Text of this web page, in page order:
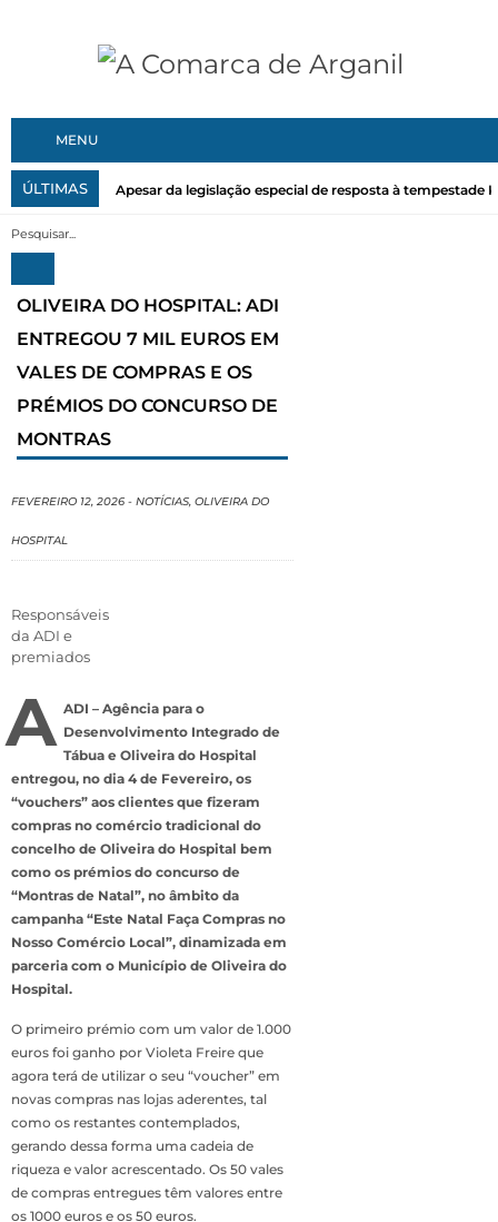
MENU
ÚLTIMAS Apesar da legislação especial de resposta à tempestade
OLIVEIRA DO HOSPITAL: ADI
ENTREGOU 7 MIL EUROS EM
VALES DE COMPRAS E OS
PRÉMIOS DO CONCURSO DE
MONTRAS
FEVEREIRO 12, 2026 - NOTÍCIAS, OLIVEIRA DO
HOSPITAL
Responsáveis
da ADI e
premiados
A ADI – Agência para o
Desenvolvimento Integrado de
Tábua e Oliveira do Hospital
entregou, no dia 4 de Fevereiro, os
“vouchers” aos clientes que fizeram
compras no comércio tradicional do
concelho de Oliveira do Hospital bem
como os prémios do concurso de
“Montras de Natal”, no âmbito da
campanha “Este Natal Faça Compras no
Nosso Comércio Local”, dinamizada em
parceria com o Município de Oliveira do
Hospital.
O primeiro prémio com um valor de 1.000
euros foi ganho por Violeta Freire que
agora terá de utilizar o seu “voucher” em
novas compras nas lojas aderentes, tal
como os restantes contemplados,
gerando dessa forma uma cadeia de
riqueza e valor acrescentado. Os 50 vales
de compras entregues têm valores entre
os 1000 euros e os 50 euros.